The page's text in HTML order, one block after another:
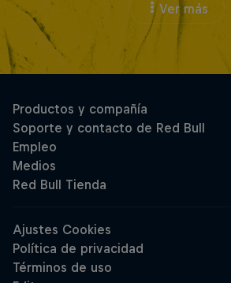
Ver más